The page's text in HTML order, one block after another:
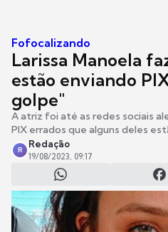
Fofocalizando
Larissa Manoela
estão enviando
golpe"
A atriz foi até as redes sociais
PIX errados que alguns deles
R
Redação
19/08/2023, 09:17